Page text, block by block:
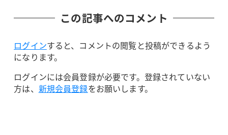
この記事へのコメント
ログインすると、コメントの閲覧と投稿ができるよう
になります。
ログインには会員登録が必要です。登録されていない
方は、 新規会員登録をお願いします。